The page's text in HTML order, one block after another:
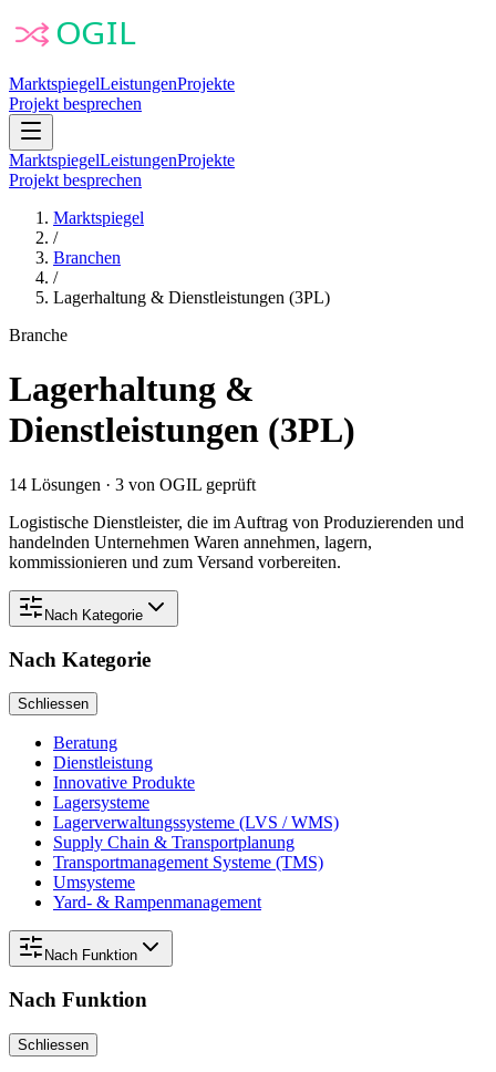
MarktspiegelLeistungenProjekte
Projekt besprechen
MarktspiegelLeistungenProjekte
Projekt besprechen
Marktspiegel
/
Branchen
/
Lagerhaltung & Dienstleistungen (3PL)
Branche
Lagerhaltung &
Dienstleistungen (3PL)
14 Lösungen · 3 von OGIL geprüft
Logistische Dienstleister, die im Auftrag von Produzierenden und
handelnden Unternehmen Waren annehmen, lagern,
kommissionieren und zum Versand vorbereiten.
Nach Kategorie
Nach Kategorie
Schliessen
Beratung
Dienstleistung
Innovative Produkte
Lagersysteme
Lagerverwaltungssysteme (LVS / WMS)
Supply Chain & Transportplanung
Transportmanagement Systeme (TMS)
Umsysteme
Yard- & Rampenmanagement
Nach Funktion
Nach Funktion
Schliessen